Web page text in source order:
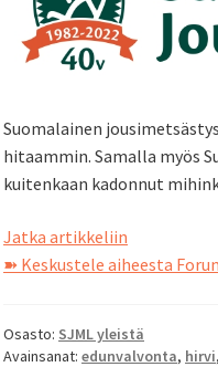
Suomalainen
hitaammin. Samalla myös
kuitenkaan kadonnut
Jatka artikkeliin
Suomen
tekee?
➽ Keskustele aiheesta
Osasto: SJML yleistä
Avainsanat:edunvalvonta, hirvi,